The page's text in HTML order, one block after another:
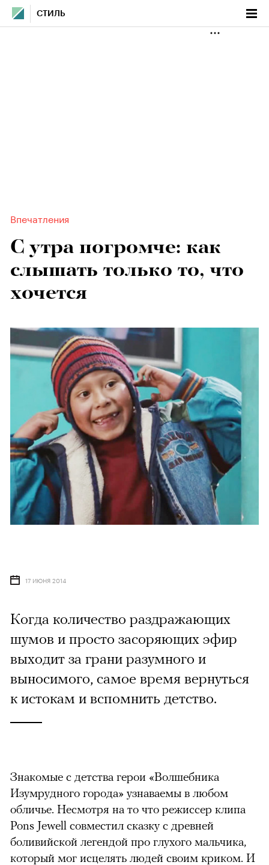
СТИЛЬ
Впечатления
С утра погромче: как
слышать только то, что
хочется
17 ИЮНЯ 2014
Когда количество раздражающих
шумов и просто засоряющих эфир
выходит за грани разумного и
выносимого, самое время вернуться
к истокам и вспомнить детство.
Знакомые с детства герои «Волшебника
Изумрудного города» узнаваемы в любом
обличье. Несмотря на то что режиссер клипа
Pons Jewell совместил сказку с древней
боливийской легендой про глухого мальчика,
который мог исцелять людей своим криком. И